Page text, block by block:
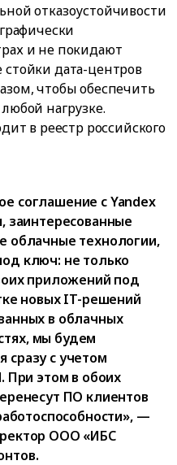
отказоустойчивости
и не покидают
дата-центров
чтобы обеспечить
нагрузке.
в реестр российского
соглашение с Yandex
заинтересованные
облачные технологии,
ключ: не только
приложений под
новых IT-решений
в облачных
мы будем
сразу с учетом
При этом в обоих
ПО клиентов
—
ООО «ИБС